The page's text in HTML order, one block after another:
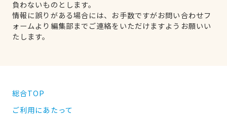
負わないものとします。
情報に誤りがある場合には、お手数ですがお問い合わせフ
ォームより編集部までご連絡をいただけますようお願いい
たします。
総合TOP
ご利用にあたって